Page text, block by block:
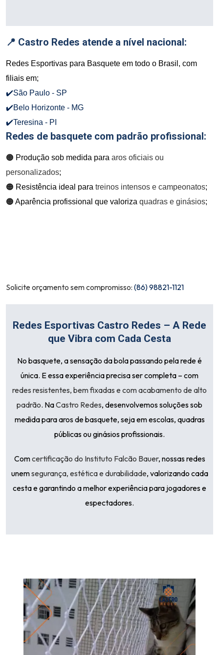
📍 Castro Redes atende a nível nacional:
Redes Esportivas para Basquete em todo o Brasil, com
filiais em;
✔️São Paulo - SP
✔️Belo Horizonte - MG
✔️Teresina - PI
Redes de basquete com padrão profissional:
🟠 Produção sob medida para aros oficiais ou
personalizados;
🟠 Resistência ideal para treinos intensos e campeonatos;
🟠 Aparência profissional que valoriza quadras e ginásios;
Solicite orçamento sem compromisso: (86) 98821-1121
Redes Esportivas Castro Redes – A Rede
que Vibra com Cada Cesta
No basquete, a sensação da bola passando pela rede é
única. E essa experiência precisa ser completa – com
redes resistentes, bem fixadas e com acabamento de alto
padrão. NaCastro Redes, desenvolvemos soluções sob
medida para aros de basquete, seja em escolas, quadras
públicas ou ginásios profissionais.
Comcertificação do Instituto Falcão Bauer, nossas redes
unemsegurança, estética e durabilidade, valorizando cada
cesta e garantindo a melhor experiência para jogadores e
espectadores.